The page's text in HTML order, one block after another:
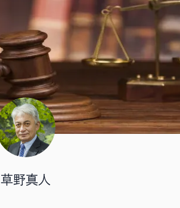
草野真人